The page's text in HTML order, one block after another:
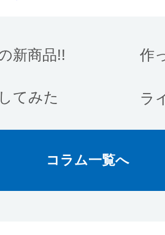
新商品!! 作
てみた ラ
コラム一覧へ